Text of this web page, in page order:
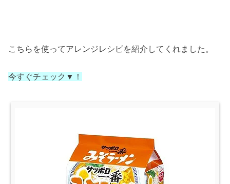
こちらを使ってアレンジレシピを紹介してくれました。
今すぐチェック▼！